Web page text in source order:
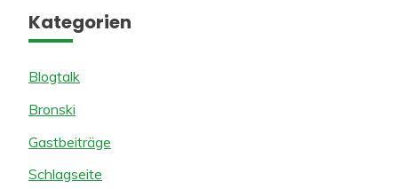
Kategorien
Blogtalk
Bronski
Gastbeiträge
Schlagseite